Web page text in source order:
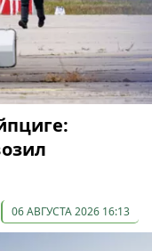
06 АВГУСТА 2026 16:13